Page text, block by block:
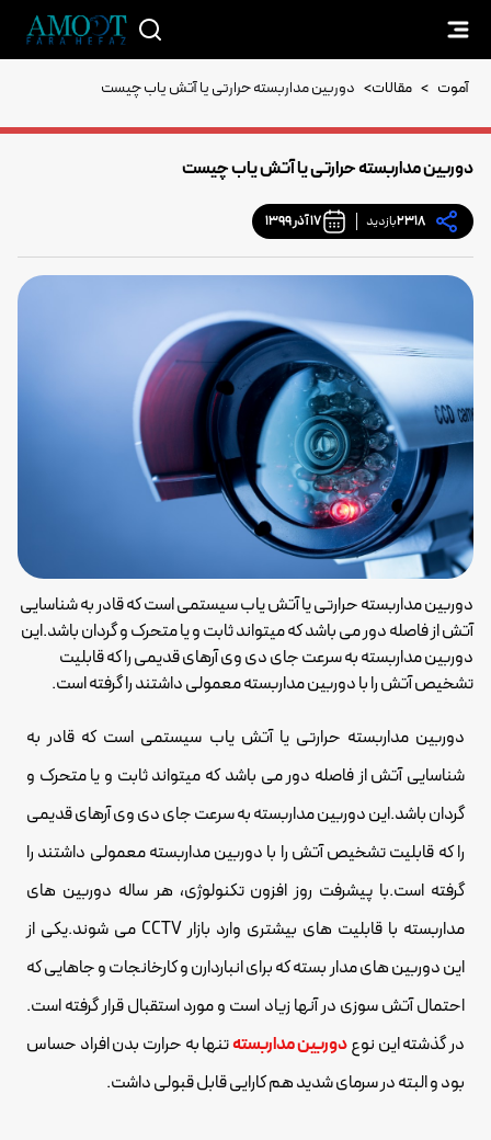
آموت > مقالات> دوربین مداربسته حرارتی یا آتش یاب چیست
دوربین مداربسته حرارتی یا آتش یاب چیست
2318بازدید 17 آذر 1399
دوربین مداربسته حرارتی یا آتش یاب سیستمی است که قادر به شناسایی
آتش از فاصله دور می باشد که میتواند ثابت و یا متحرک و گردان باشد.این
دوربین مداربسته به سرعت جای دی وی آرهای قدیمی را که قابلیت
تشخیص آتش را با دوربین مداربسته معمولی داشتند را گرفته است.
دوربین مداربسته حرارتی یا آتش یاب سیستمی است که قادر به
شناسایی آتش از فاصله دور می باشد که میتواند ثابت و یا متحرک و
گردان باشد.این دوربین مداربسته به سرعت جای دی وی آرهای قدیمی
را که قابلیت تشخیص آتش را با دوربین مداربسته معمولی داشتند را
گرفته است.با پیشرفت روز افزون تکنولوژی، هر ساله دوربین های
مداربسته با قابلیت های بیشتری وارد بازار CCTV می شوند.یکی از
این دوربین های مدار بسته که برای انباردارن و کارخانجات و جاهایی که
احتمال آتش سوزی در آنها زیاد است و مورد استقبال قرار گرفته است.
در گذشته این نوعدوربین مداربستهتنها به حرارت بدن افراد حساس
بود و البته در سرمای شدید هم کارایی قابل قبولی داشت.